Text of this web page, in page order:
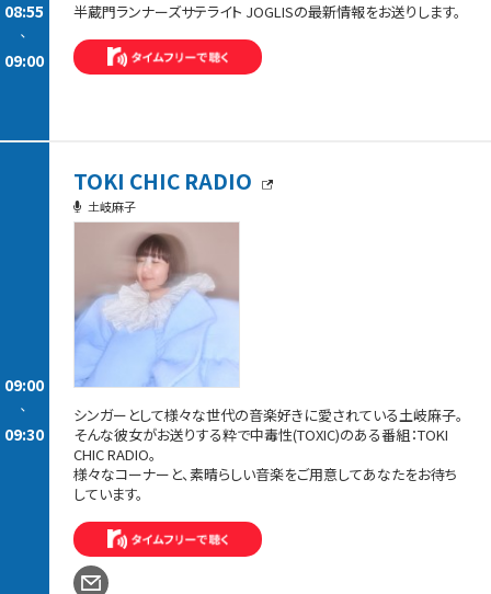
08:55
-
09:00
半蔵門ランナーズサテライト JOGLISの最新情報をお送りします。
09:00
-
09:30
TOKI CHIC RADIO
土岐麻子
シンガーとして様々な世代の音楽好きに愛されている土岐麻子。
そんな彼女がお送りする粋で中毒性(TOXIC)のある番組：TOKI
CHIC RADIO。
様々なコーナーと、素晴らしい音楽をご用意してあなたをお待ち
しています。